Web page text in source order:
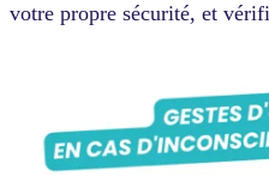
votre propre sécurité, et